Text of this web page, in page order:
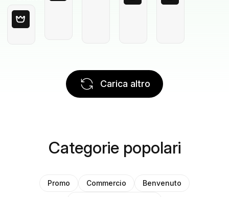
Carica altro
Categorie popolari
Promo Commercio
Benvenuto